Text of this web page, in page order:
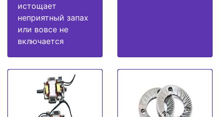
истощает
неприятный запах
или вовсе не
включается